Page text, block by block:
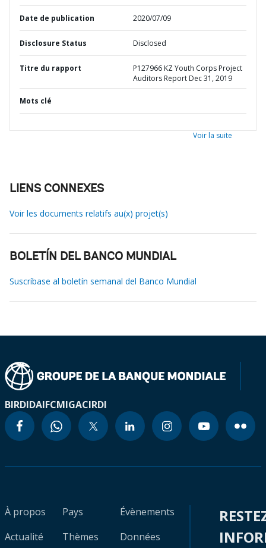
Date de publication 2020/07/09
Disclosure Status Disclosed
Titre du rapport
P127966 KZ Youth Corps Project
Auditors Report Dec 31, 2019
Mots clé
Voir la suite
LIENS CONNEXES
Voir les documents relatifs au(x) projet(s)
BOLETÍN DEL BANCO MUNDIAL
Suscríbase al boletín semanal del Banco Mundial
BIRDIDAIFCMIGACIRDI
À propos
Actualité
Pays
Thèmes
Évènements
Données